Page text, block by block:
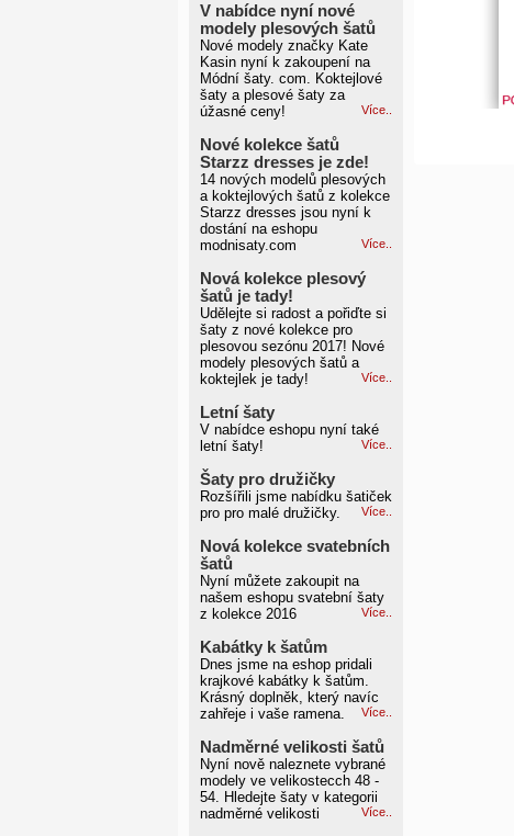
V nabídce nyní nové
modely plesových šatů
Nové modely značky Kate
Kasin nyní k zakoupení na
Módní šaty. com. Koktejlové
šaty a plesové šaty za
úžasné ceny!
Více..
Nové kolekce šatů
Starzz dresses je zde!
14 nových modelů plesových
a koktejlových šatů z kolekce
Starzz dresses jsou nyní k
dostání na eshopu
modnisaty.com
Více..
Nová kolekce plesový
šatů je tady!
Udělejte si radost a pořiďte si
šaty z nové kolekce pro
plesovou sezónu 2017! Nové
modely plesových šatů a
koktejlek je tady!
Více..
Letní šaty
V nabídce eshopu nyní také
letní šaty!
Více..
Šaty pro družičky
Rozšířili jsme nabídku šatiček
pro pro malé družičky.
Více..
Nová kolekce svatebních
šatů
Nyní můžete zakoupit na
našem eshopu svatební šaty
z kolekce 2016
Více..
Kabátky k šatům
Dnes jsme na eshop pridali
krajkové kabátky k šatům.
Krásný doplněk, který navíc
zahřeje i vaše ramena.
Více..
Nadměrné velikosti šatů
Nyní nově naleznete vybrané
modely ve velikostecch 48 -
54. Hledejte šaty v kategorii
nadměrné velikosti
Více..